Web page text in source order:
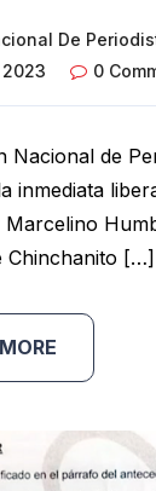
De
2023
0
Nacional de
inmediata
Chinchanito […]